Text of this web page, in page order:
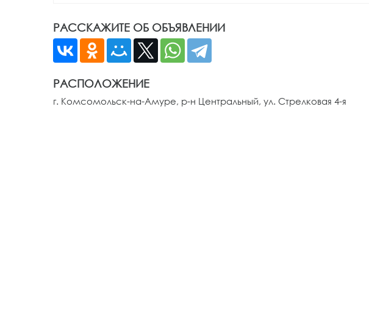
РАССКАЖИТЕ ОБ ОБЪЯВЛЕНИИ
РАСПОЛОЖЕНИЕ
г. Комсомольск-на-Амуре, р-н Центральный, ул. Стрелковая 4-я